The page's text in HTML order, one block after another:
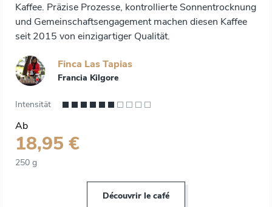
Kaffee. Präzise Prozesse, kontrollierte Sonnentrocknung
und Gemeinschaftsengagement machen diesen Kaffee
seit 2015 von einzigartiger Qualität.
Finca Las Tapias
Francia Kilgore
Intensität
Ab
18,95 €
250 g
Découvrir le café